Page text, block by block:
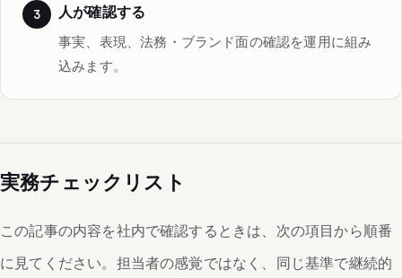
人が確認する
事実、表現、法務・ブランド面の確認を運用に組み
込みます。
実務チェックリスト
この記事の内容を社内で確認するときは、次の項目から順番
に見てください。担当者の感覚ではなく、同じ基準で継続的